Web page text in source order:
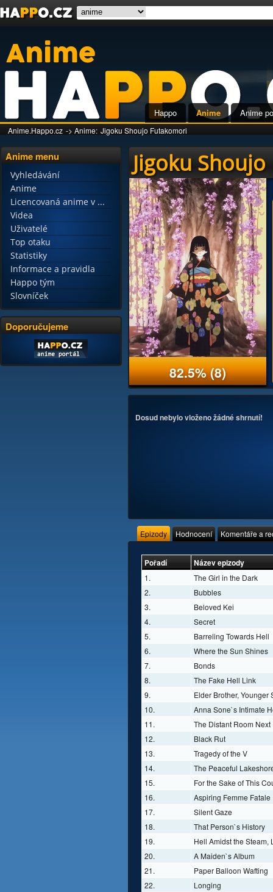
Happo Anime Anime
Anime.Happo.cz -> Anime: Jigoku Shoujo Futakomori
Anime menu
Vyhledávání
Anime
Licencovaná anime v ...
Videa
Uživatelé
Top otaku
Statistiky
Informace a pravidla
Happo tým
Slovníček
Doporučujeme
Jigoku
82.5%(8)
Dosud nebylo vloženo žádné shrnutí!
Epizody Hodnocení Komentáře a
Pořadí Název epizody
1.
The Girl in the Dark
2.
Bubbles
3.
Beloved Kei
4.
Secret
5.
Barreling Towards Hell
6.
Where the Sun Shines
7.
Bonds
8.
The Fake Hell Link
9.
Elder Brother, Younger
10.
Anna Sone`s Intimate
11.
The Distant Room Next
12.
Black Rut
13.
Tragedy of the V
14.
The Peaceful
15.
For the Sake of This
16.
Aspiring Femme Fatale
17.
Silent Gaze
18.
That Person`s History
19.
Hell Amidst the Steam,
20.
A Maiden`s Album
21.
Paper Balloon Wafting
22.
Longing